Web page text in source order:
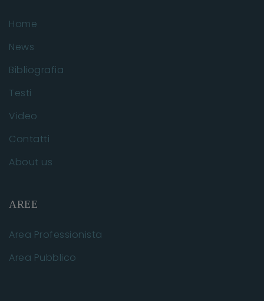
Home
News
Bibliografia
Testi
Video
Contatti
About us
AREE
Area Professionista
Area Pubblico